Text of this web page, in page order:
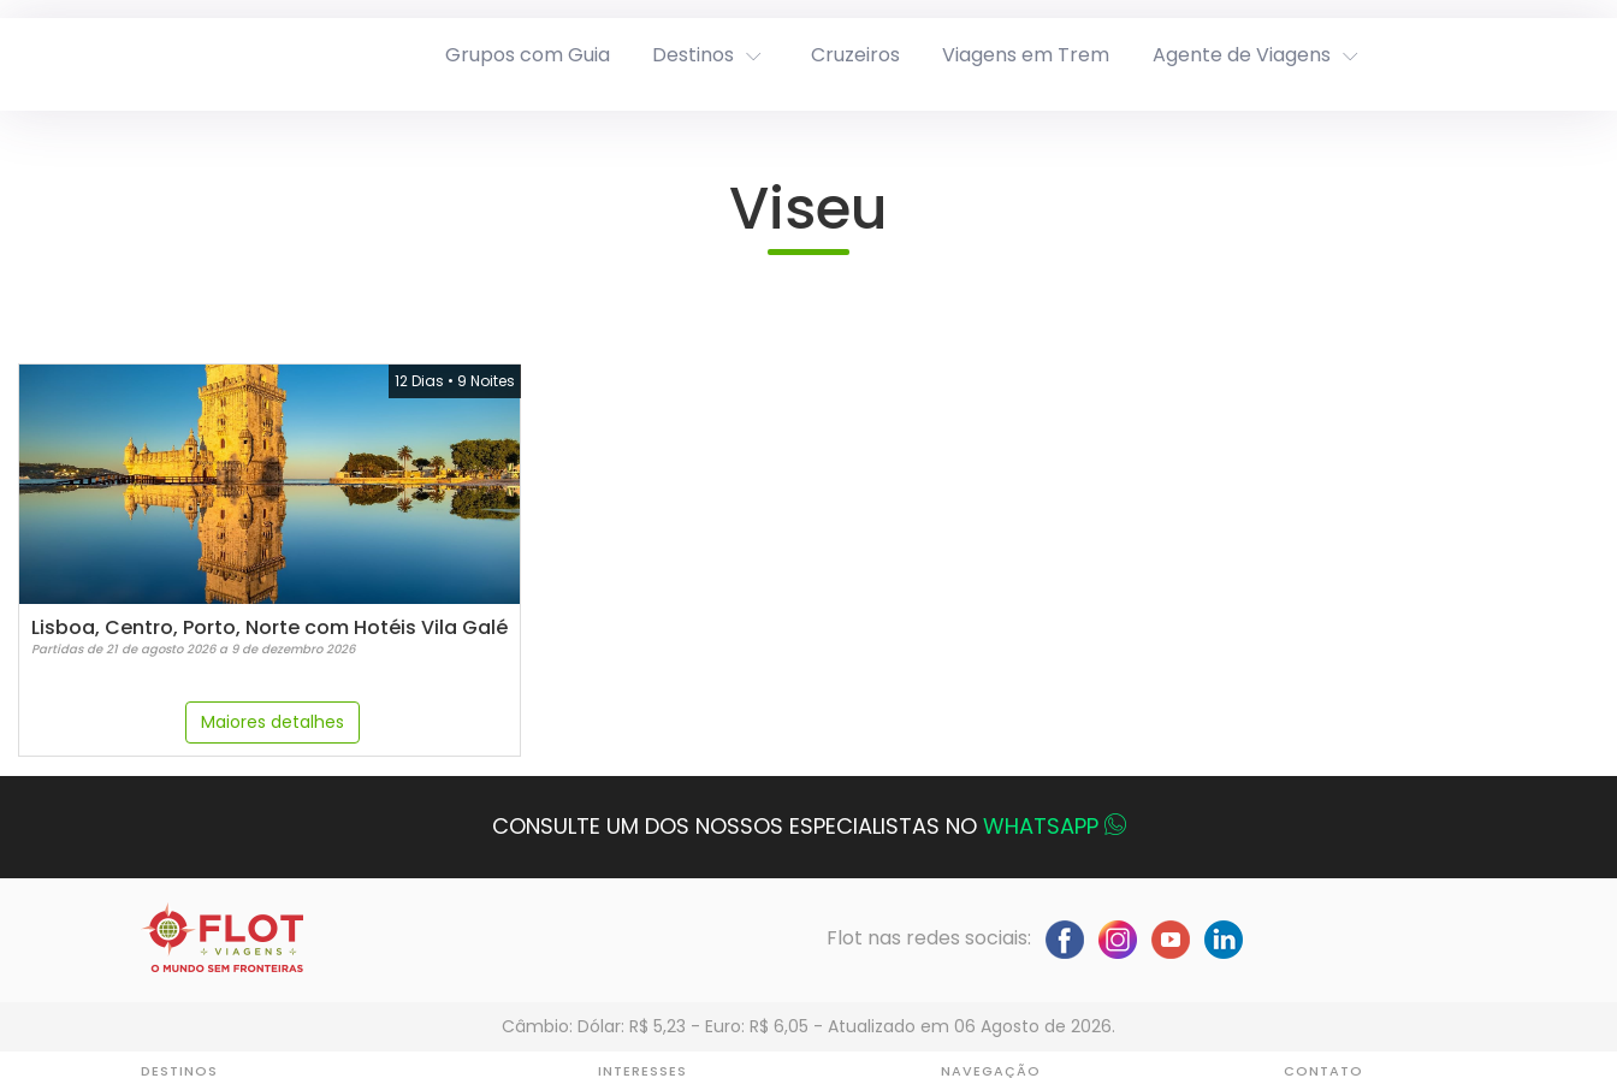
Grupos com Guia Destinos Cruzeiros Viagens em Trem Agente de Viagens
Viseu
12 Dias • 9 Noites
Lisboa, Centro, Porto, Norte com Hotéis Vila Galé
Partidas de 21 de agosto 2026 a 9 de dezembro 2026
Maiores detalhes
CONSULTE UM DOS NOSSOS ESPECIALISTAS NO WHATSAPP
Flot nas redes sociais:
Câmbio: Dólar: R$ 5,23 - Euro: R$ 6,05 - Atualizado em 06 Agosto de 2026.
DESTINOS INTERESSES NAVEGAÇÃO CONTATO